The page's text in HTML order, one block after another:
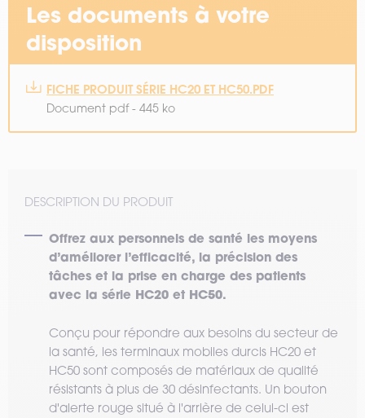
Les documents à votre
disposition
FICHE PRODUIT SÉRIE HC20 ET HC50.PDF
Document pdf - 445 ko
DESCRIPTION DU PRODUIT
Offrez aux personnels de santé les moyens
d’améliorer l’efficacité, la précision des
tâches et la prise en charge des patients
avec la série HC20 et HC50.
Conçu pour répondre aux besoins du secteur de
la santé, les terminaux mobiles durcis HC20 et
HC50 sont composés de matériaux de qualité
résistants à plus de 30 désinfectants. Un bouton
d'alerte rouge situé à l'arrière de celui-ci est